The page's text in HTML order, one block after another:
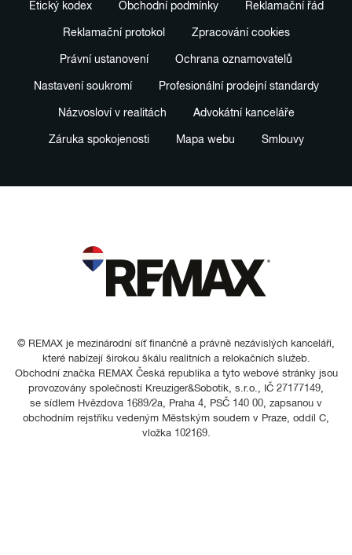
Etický kodex Obchodní podmínky Reklamační řád
Reklamační protokol Zpracování cookies
Právní ustanovení Ochrana oznamovatelů
Nastavení soukromí Profesionální prodejní standardy
Názvosloví v realitách Advokátní kanceláře
Záruka spokojenosti Mapa webu Smlouvy
© REMAX je mezinárodní síť finančně a právně nezávislých kanceláří,
které nabízejí širokou škálu realitních a relokačních služeb.
Obchodní značka REMAX Česká republika a tyto webové stránky jsou
provozovány společností Kreuziger&Sobotik, s.r.o., IČ 27177149,
se sídlem Hvězdova 1689/2a, Praha 4, PSČ 140 00, zapsanou v
obchodním rejstříku vedeným Městským soudem v Praze, oddíl C,
vložka 102169.